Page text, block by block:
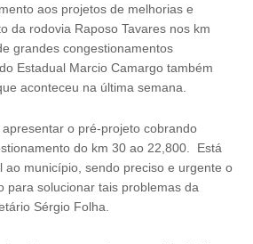
aos projetos de melhorias e
da rodovia Raposo Tavares nos km
grandes congestionamentos
Estadual Marcio Camargo também
aconteceu na última semana.
o pré-projeto cobrando
do km 30 ao 22,800. Está
ao município, sendo preciso e urgente o
para solucionar tais problemas da
Sérgio Folha.